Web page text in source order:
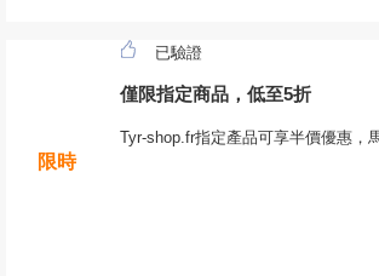
限時
已驗證
僅限指定商品，低至5折
Tyr-shop.fr指定產品可享半價優惠，